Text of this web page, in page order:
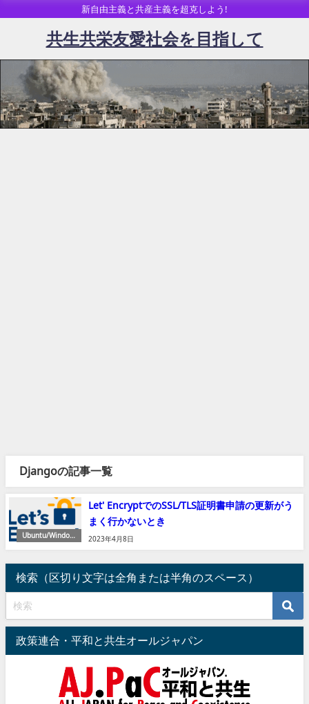
新自由主義と共産主義を超克しよう!
共生共栄友愛社会を目指して
Djangoの記事一覧
Ubuntu/Window
Let' EncryptでのSSL/TLS証明書申請の更新がう
まく行かないとき
2023年4月8日
検索（区切り文字は全角または半角のスペース）
政策連合・平和と共生オールジャパン